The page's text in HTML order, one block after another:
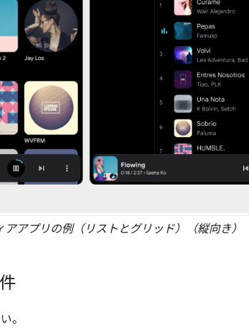
アアプリの例（リストとグリッド）（縦向き）
。